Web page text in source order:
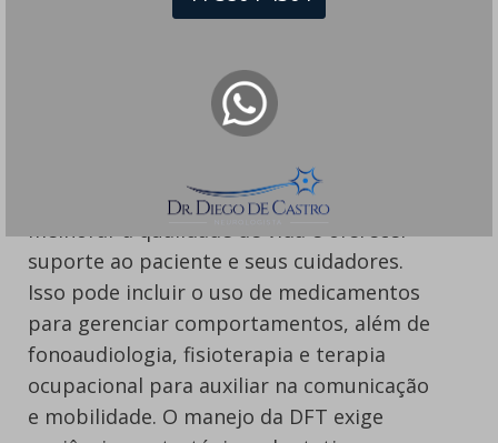
exames de imagem cerebral para
padrões específicos da doença.
Embora não haja cura ou tratamentos que
retardem sua progressão, as abordagens
terapêuticas visam controlar os sintomas,
melhorar a qualidade de vida e oferecer
suporte ao paciente e seus cuidadores.
Isso pode incluir o uso de medicamentos
para gerenciar comportamentos, além de
fonoaudiologia, fisioterapia e terapia
ocupacional para auxiliar na comunicação
e mobilidade. O manejo da DFT exige